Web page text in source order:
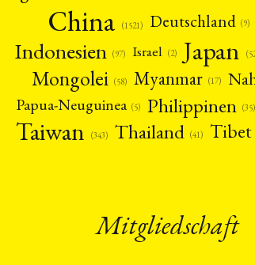
China (1521) Deutschland (9)
Indonesien (97) Israel (2) Japan
Mongolei (58) Myanmar (17)
Papua-Neuguinea (5) Philippinen (35)
Taiwan (343) Thailand (41) Tibet
Mitgliedschaft